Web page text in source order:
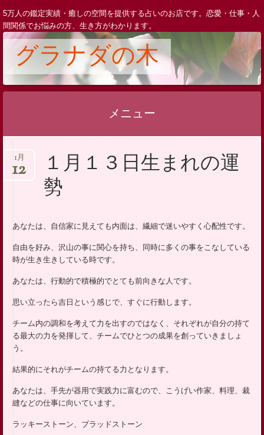
5万人の鑑定実績・癒しの空間を提供する占いのお店です。恋愛・仕事・人
間関係でお悩みの方、生き方がわかります。
グラナダの木
メニュー
ン
へ
キ
プ
１月１３日生まれの運
勢
1月
12
あなたは、自信家に見えても内面は、繊細で迷いやすく心配性です。
自由を好み、沢山の事に関心を持ち、同時に多くの事をこなしている
時が生き生きしている時です。
あなたは、行動的で積極的でとても前向きな人です。
思い立ったら吉日という感じで、すぐに行動します。
チーム内の調和を考えて力を出すのではなく、それぞれが自分の持て
る最大の力を発揮して、チームでひとつの成果を創っていきましょ
う。
結果的にそれがチームの持てる力となります。
あなたは、手先が器用で実践力に富むので、こうげい作家、料理、裁
縫などの仕事に向いています。
ラッキーストーン、ブラッドストーン